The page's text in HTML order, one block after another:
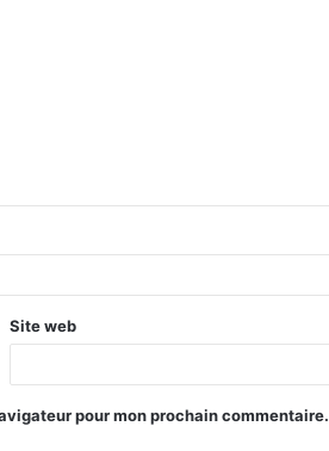
Site web
pour mon prochain commentaire.